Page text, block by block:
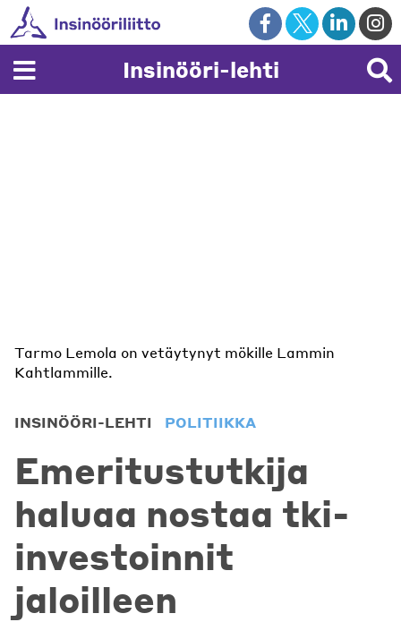
Skip
to
content
Insinööri-lehti
Tarmo Lemola on vetäytynyt mökille Lammin
Kahtlammille.
INSINÖÖRI-LEHTI POLITIIKKA
Emeritustutkija
haluaa nostaa tki-
investoinnit
jaloilleen